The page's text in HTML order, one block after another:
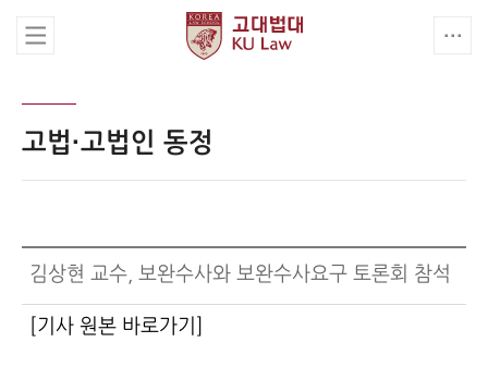
고법·고법인 동정
김상현 교수, 보완수사와 보완수사요구 토론회 참석
[기사 원본 바로가기]